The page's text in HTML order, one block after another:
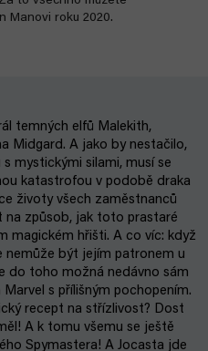
Manovi roku 2020.
temných elfů Malekith,
Midgard. A jako by nestačilo,
mystickými silami, musí se
katastrofou v podobě draka
životy všech zaměstnanců
na způsob, jak toto prastaré
magickém hřišti. A co víc: když
nemůže být jejím patronem u
do toho možná nedávno sám
s přílišným pochopením.
recept na střízlivost? Dost
A k tomu všemu se ještě
Spymastera! A Jocasta jde